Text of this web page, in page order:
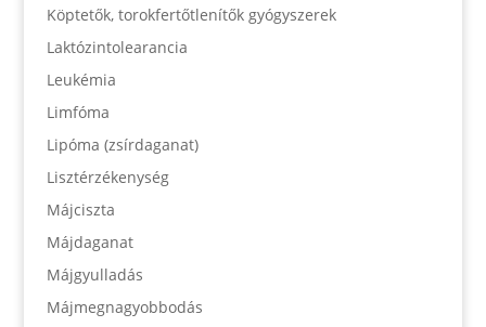
Köptetők, torokfertőtlenítők gyógyszerek
Laktózintolearancia
Leukémia
Limfóma
Lipóma (zsírdaganat)
Lisztérzékenység
Májciszta
Májdaganat
Májgyulladás
Májmegnagyobbodás